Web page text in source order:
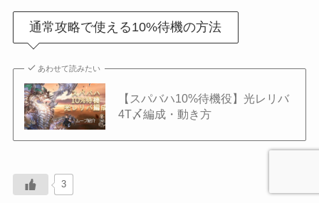
通常攻略で使える10%待機の方法
あわせて読みたい
【スパバハ10%待機役】光レリバ
4T〆編成・動き方
3